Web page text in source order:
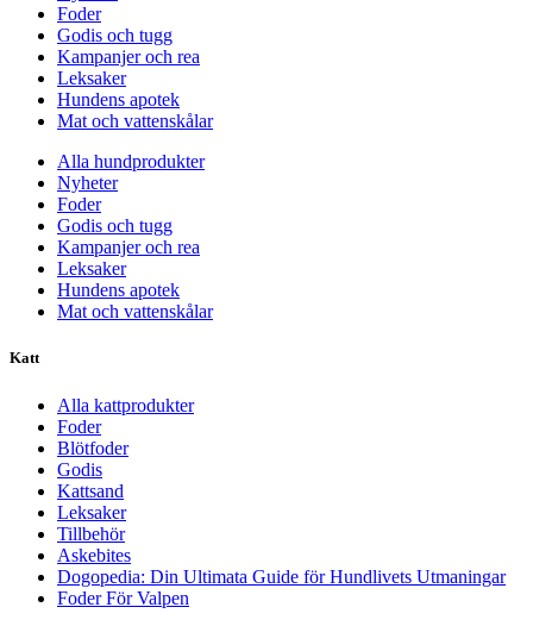
Foder
Godis och tugg
Kampanjer och rea
Leksaker
Hundens apotek
Mat och vattenskålar
Alla hundprodukter
Nyheter
Foder
Godis och tugg
Kampanjer och rea
Leksaker
Hundens apotek
Mat och vattenskålar
Katt
Alla kattprodukter
Foder
Blötfoder
Godis
Kattsand
Leksaker
Tillbehör
Askebites
Dogopedia: Din Ultimata Guide för Hundlivets Utmaningar
Foder För Valpen